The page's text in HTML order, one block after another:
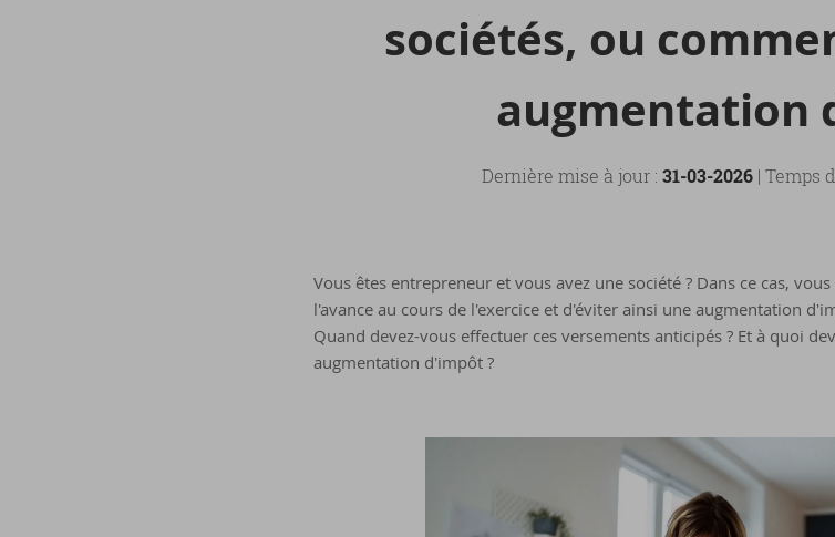
so­cié­tés, ou
aug­men­ta­tion
Dernière mise à jour : 31-03-2026 | Temps
Vous êtes entrepreneur et vous avez une société ? Dans ce cas,
l'avance au cours de l'exercice et d'éviter ainsi une augmentation
Quand devez-vous effectuer ces versements anticipés ? Et à quoi
augmentation d'impôt ?